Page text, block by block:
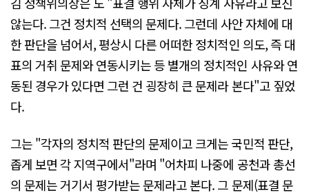
않는다. 그건 정치적 선택의 문제다. 그런데 사안 자체에 대
한 판단을 넘어서, 평상시 다른 어떠한 정치적인 의도, 즉 대
표의 거취 문제와 연동시키는 등 별개의 정치적인 사유와 연
동된 경우가 있다면 그런 건 굉장히 큰 문제라 본다"고 짚었
다.
그는 "각자의 정치적 판단의 문제이고 크게는 국민적 판단,
좁게 보면 각 지역구에서"라며 "어차피 나중에 공천과 총선
의 문제는 거기서 평가받는 문제라고 본다. 그 문제(표결 문